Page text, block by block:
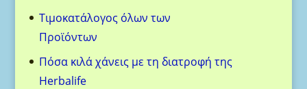
Τιμοκατάλογος όλων των
Προϊόντων
Πόσα κιλά χάνεις με τη διατροφή της
Herbalife